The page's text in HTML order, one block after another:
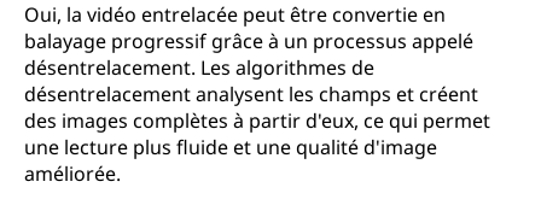
Oui, la vidéo entrelacée peut être convertie en
balayage progressif grâce à un processus appelé
désentrelacement. Les algorithmes de
désentrelacement analysent les champs et créent
des images complètes à partir d'eux, ce qui permet
une lecture plus fluide et une qualité d'image
améliorée.